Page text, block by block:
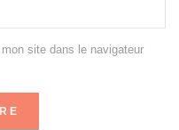
site dans le navigateur